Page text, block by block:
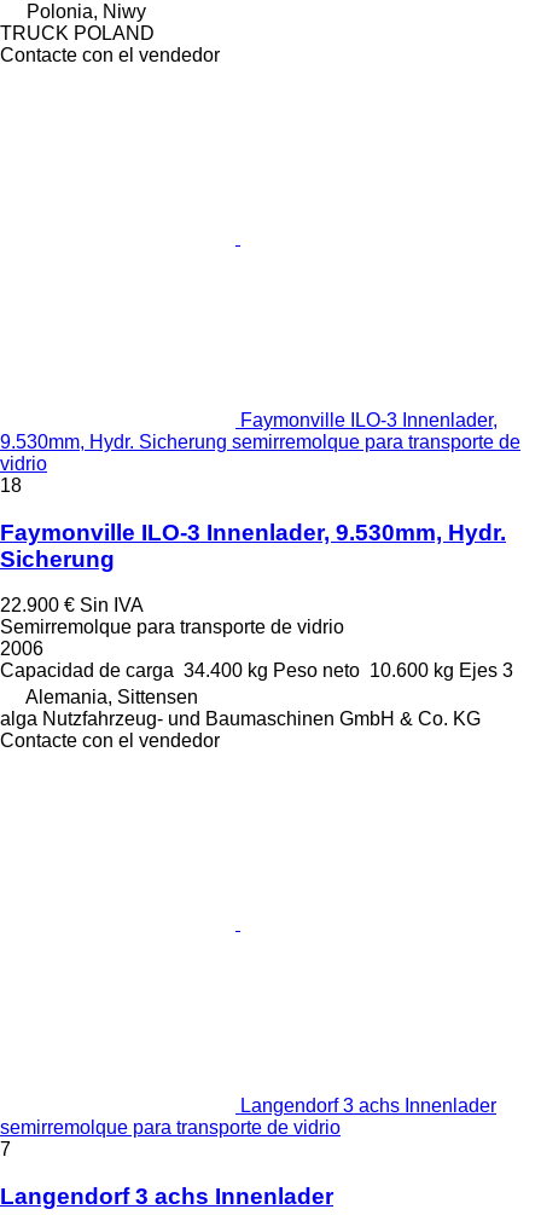
Polonia, Niwy
TRUCK POLAND
Contacte con el vendedor
Faymonville ILO-3 Innenlader,
9.530mm, Hydr. Sicherung semirremolque para transporte de
vidrio
18
Faymonville ILO-3 Innenlader, 9.530mm, Hydr.
Sicherung
22.900 € Sin IVA
Semirremolque para transporte de vidrio
2006
Capacidad de carga 34.400 kg Peso neto 10.600 kg Ejes 3
Alemania, Sittensen
alga Nutzfahrzeug- und Baumaschinen GmbH & Co. KG
Contacte con el vendedor
Langendorf 3 achs Innenlader
semirremolque para transporte de vidrio
7
Langendorf 3 achs Innenlader